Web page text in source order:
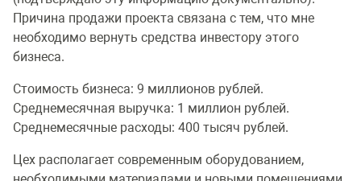
Причина продажи проекта связана с тем, что мне
необходимо вернуть средства инвестору этого
бизнеса.
Стоимость бизнеса: 9 миллионов рублей.
Среднемесячная выручка: 1 миллион рублей.
Среднемесячные расходы: 400 тысяч рублей.
Цех располагает современным оборудованием,